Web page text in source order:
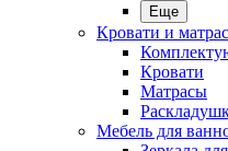
Еще
Кровати и
Кровати
Матрасы
Мебель для